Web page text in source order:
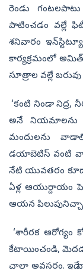
రెండు
పాటించడం వల్లే
శనివారం
కార్యక్రమంలో అమిత్‌
సూత్రాల వల్లే
‘కంటి నిండా నిద్ర,
అనే నియమాలను
మందులను
డయాబెటిస్‌ వంటి
నేటి యువతరం
ఏళ్ల ఆయుర్దాయం
ఆయన
‘శారీరక ఆరోగ్యం
కేటాయించండి,
చాలా అవసరం. ఇదే